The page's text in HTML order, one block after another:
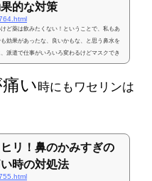
的な対策
ど薬は飲みたくない！ということで、私もあ
効果があったな、良いかもな、と思う鼻水を
派遣で仕事がいろいろ変わるけどマスクでき
なしでやれる方法です。長期戦の方法と即鼻
うぞ。花粉症の鼻水を止める薬以外の方法
で、２月～４月くらいの春先になると水道が
い時にもワセリンは
リ！鼻のかみすぎの
時の対処法